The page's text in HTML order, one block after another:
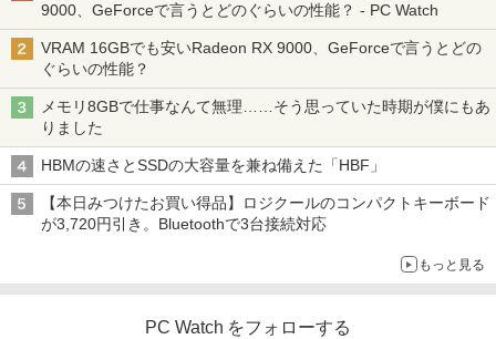
9000、GeForceで言うとどのぐらいの性能？ - PC Watch
VRAM 16GBでも安いRadeon RX 9000、GeForceで言うとどの
ぐらいの性能？
メモリ8GBで仕事なんて無理……そう思っていた時期が僕にもあ
りました
HBMの速さとSSDの大容量を兼ね備えた「HBF」
【本日みつけたお買い得品】ロジクールのコンパクトキーボード
が3,720円引き。Bluetoothで3台接続対応
もっと見る
PC Watch をフォローする